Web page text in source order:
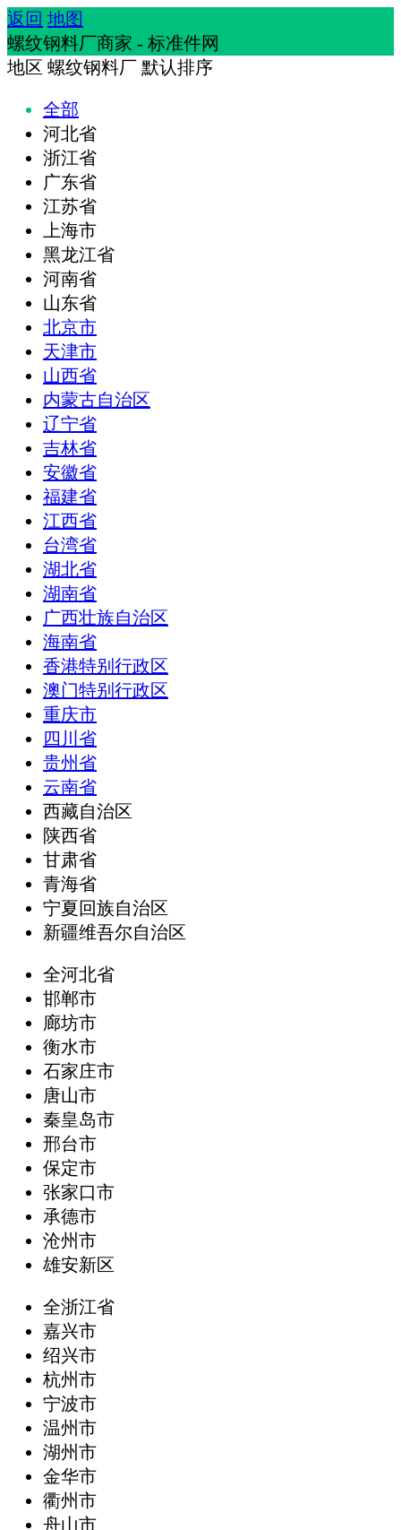
返回 地图
螺纹钢料厂商家 - 标准件网
地区 螺纹钢料厂 默认排序
全部
河北省
浙江省
广东省
江苏省
上海市
黑龙江省
河南省
山东省
北京市
天津市
山西省
内蒙古自治区
辽宁省
吉林省
安徽省
福建省
江西省
台湾省
湖北省
湖南省
广西壮族自治区
海南省
香港特别行政区
澳门特别行政区
重庆市
四川省
贵州省
云南省
西藏自治区
陕西省
甘肃省
青海省
宁夏回族自治区
新疆维吾尔自治区
全河北省
邯郸市
廊坊市
衡水市
石家庄市
唐山市
秦皇岛市
邢台市
保定市
张家口市
承德市
沧州市
雄安新区
全浙江省
嘉兴市
绍兴市
杭州市
宁波市
温州市
湖州市
金华市
衢州市
舟山市